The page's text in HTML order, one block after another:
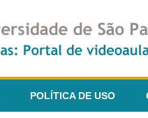
POLÍTICA DE USO